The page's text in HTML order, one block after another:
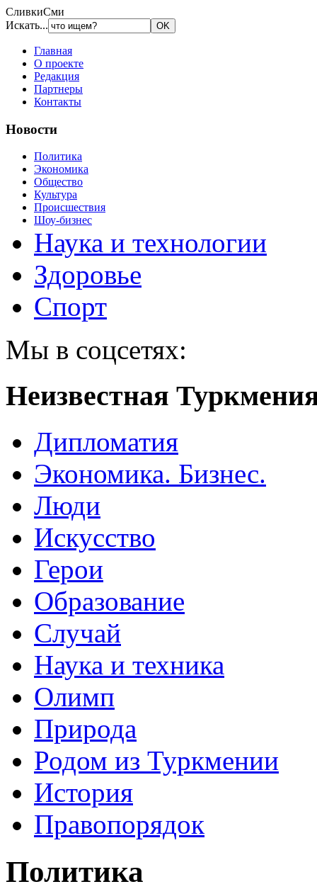
СливкиСми
Искать...
Главная
О проекте
Редакция
Партнеры
Контакты
Новости
Политика
Экономика
Общество
Культура
Происшествия
Шоу-бизнес
Наука и технологии
Здоровье
Спорт
Мы в соцсетях:
Неизвестная
Дипломатия
Экономика. Бизнес.
Люди
Искусство
Герои
Образование
Случай
Наука и техника
Олимп
Природа
Родом из Туркмении
История
Правопорядок
Политика